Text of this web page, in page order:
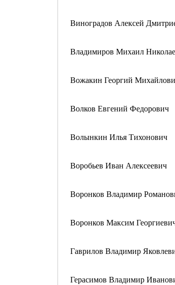
Виноградов Алексей
Владимиров Михаил
Вожакин Георгий
Волков Евгений Федорович
Волынкин Илья Тихонович
Воробьев Иван Алексеевич
Воронков Владимир
Воронков Максим
Гаврилов Владимир
Герасимов Владимир